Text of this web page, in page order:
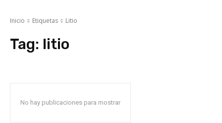
Inicio Etiquetas Litio
Tag: litio
No hay publicaciones para mostrar